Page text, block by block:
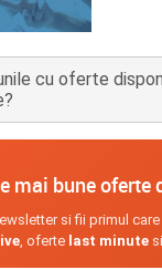
cu oferte
mai bune oferte
si fii primul
, oferte last minutesi